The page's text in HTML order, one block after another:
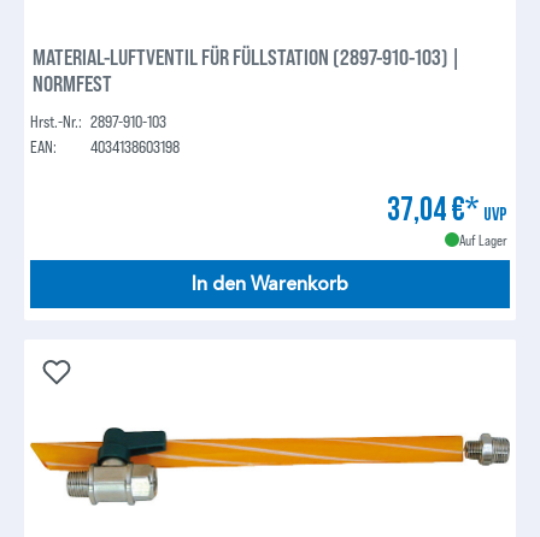
MATERIAL-LUFTVENTIL FÜR FÜLLSTATION (2897-910-103) |
NORMFEST
Hrst.-Nr.: 2897-910-103
EAN:
4034138603198
37,04 €* UVP
Auf Lager
In den Warenkorb